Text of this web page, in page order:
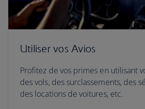
Utiliser vos Avios
Profitez de vos primes en utilisant
des vols, des surclassements, des
des locations de voitures, etc.